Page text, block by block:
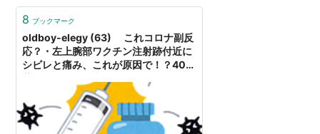
8 ブックマーク
oldboy-elegy (63) これコロナ副反
応？・左上腕部ワクチン注射跡付近に
シビレと痛み、これが原因で！？40年